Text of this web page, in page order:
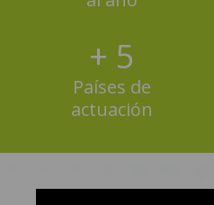
+ 5
Países de
actuación